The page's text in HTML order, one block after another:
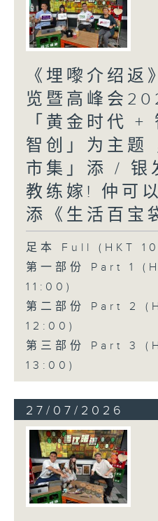
《埋嚟介绍返
览暨高峰会
「黄金时代 +
智创」为主题
市集」添 / 银
教练嫁! 仲可
添《生活百宝
足本 Full (HKT
第一部份 Part 1
11:00)
第二部份 Part 2
12:00)
第三部份 Part 3
13:00)
27/07/2026